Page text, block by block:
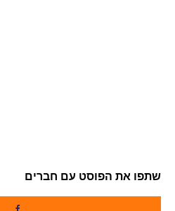
שתפו את הפוסט עם חברים